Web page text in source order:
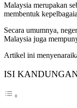
Malaysia merupakan
membentuk
Secara umumnya,
Malaysia juga
Artikel ini
ISI